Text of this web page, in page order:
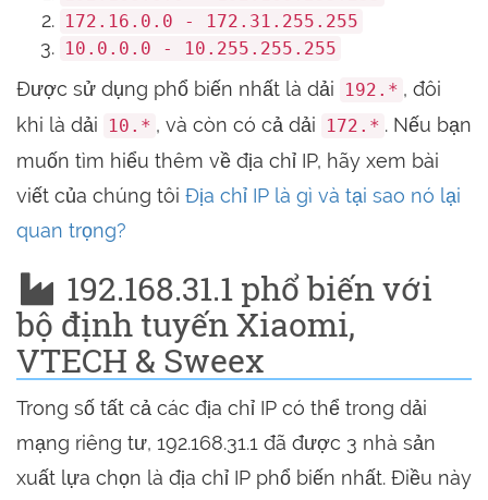
172.16.0.0 - 172.31.255.255
10.0.0.0 - 10.255.255.255
Được sử dụng phổ biến nhất là dải 192.* , đôi
khi là dải
10.* , và còn có cả dải 172.* . Nếu bạn
muốn tìm hiểu thêm về địa chỉ IP, hãy xem bài
viết của chúng tôi Địa chỉ IP là gì và tại sao nó lại
quan trọng?
192.168.31.1 phổ biến với
bộ định tuyến Xiaomi,
VTECH & Sweex
Trong số tất cả các địa chỉ IP có thể trong dải
mạng riêng tư, 192.168.31.1 đã được 3 nhà sản
xuất lựa chọn là địa chỉ IP phổ biến nhất. Điều này